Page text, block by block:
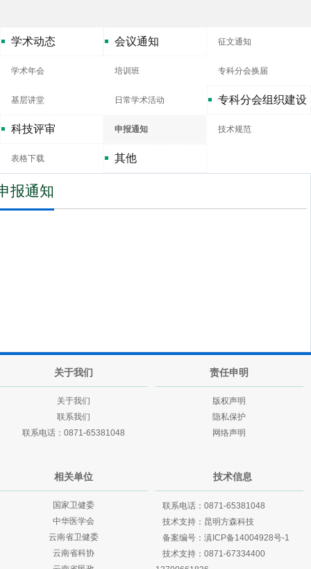
学术动态 会议通知 征文通知
学术年会 培训班 专科分会换届
基层讲堂 日常学术活动 专科分会组织建设
科技评审 申报通知 技术规范
表格下载 其他
报通知
关于我们
关于我们
联系我们
联系电话：0871-65381048
责任申明
版权声明
隐私保护
网络声明
相关单位
国家卫健委
中华医学会
云南省卫健委
云南省科协
技术信息
联系电话：0871-65381048
技术支持： 昆明方森科技
备案编号： 滇ICP备14004928号-1
技术支持： 0871-67334400